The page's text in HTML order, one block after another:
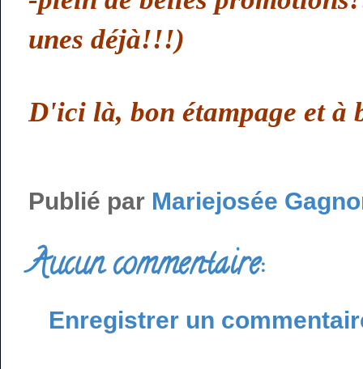
unes déjà!!!)
D'ici là, bon étampage et
Publié par Mariejosée
Aucun commentaire:
Enregistrer un